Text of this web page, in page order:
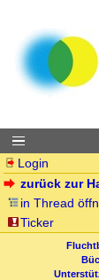
Login
zurück zur
in Thread
Ticker